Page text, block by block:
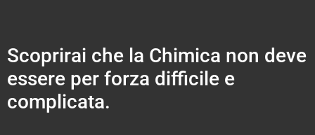
Scoprirai che la Chimica non deve
essere per forza difficile e
complicata.